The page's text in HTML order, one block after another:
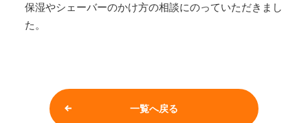
保湿やシェーバーのかけ方の相談にのっていただきまし
た。
一覧へ戻る